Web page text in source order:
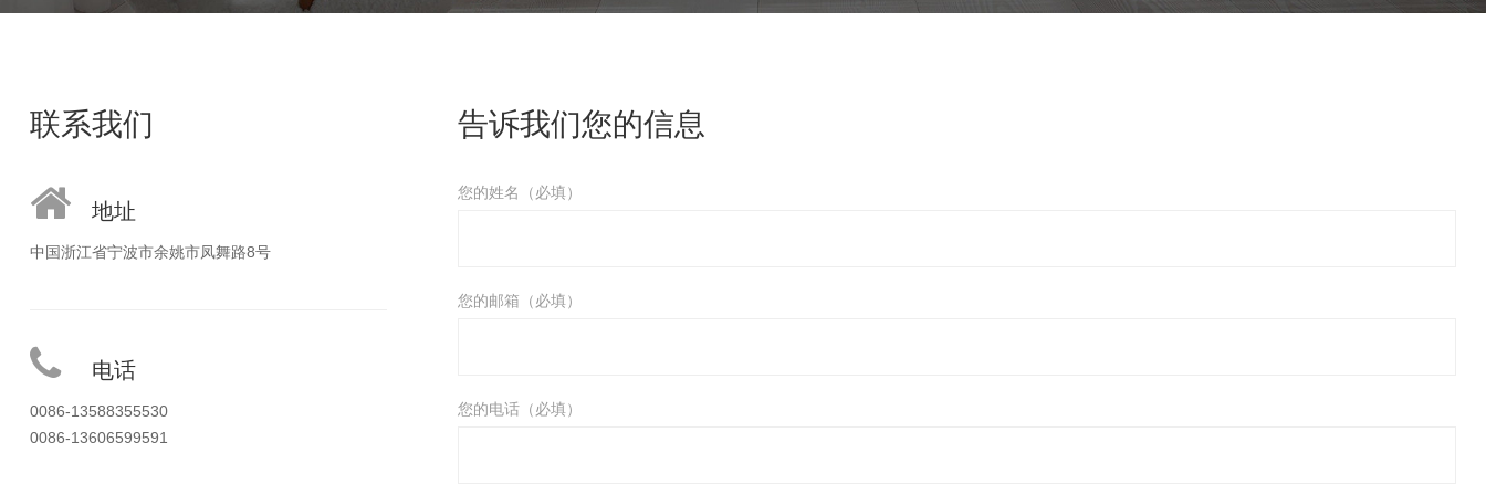
联系我们
地址
中国浙江省宁波市余姚市凤舞路8号
电话
0086-13588355530
0086-13606599591
告诉我们您的信息
您的姓名（必填）
您的邮箱（必填）
您的电话（必填）